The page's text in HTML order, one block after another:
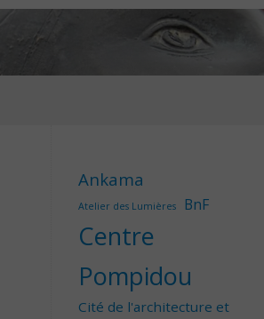
Ankama
Atelier des Lumières BnF
Centre
Pompidou
Cité de l'architecture et